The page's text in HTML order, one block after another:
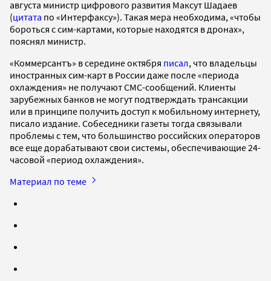
августа министр цифрового развития Максут Шадаев
(цитата по «Интерфаксу»). Такая мера необходима, «чтобы
бороться с сим-картами, которые находятся в дронах»,
пояснял министр.
«Коммерсантъ» в середине октября писал, что владельцы
иностранных сим-карт в России даже после «периода
охлаждения» не получают СМС-сообщений. Клиенты
зарубежных банков не могут подтверждать трансакции
или в принципе получить доступ к мобильному интернету,
писало издание. Собеседники газеты тогда связывали
проблемы с тем, что большинство российских операторов
все еще дорабатывают свои системы, обеспечивающие 24-
часовой «период охлаждения».
Материал по теме